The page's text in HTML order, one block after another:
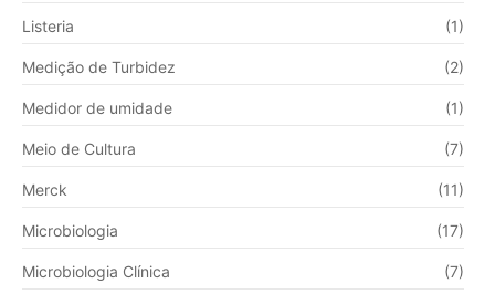
Listeria (1)
Medição de Turbidez (2)
Medidor de umidade (1)
Meio de Cultura (7)
Merck (11)
Microbiologia (17)
Microbiologia Clínica (7)